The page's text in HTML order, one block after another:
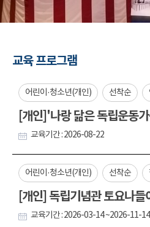
교육 프로그램
어린이·청소년(개인) 선착순
[개인]'나랑 닮은 독립운동
교육기간 : 2026-08-22
어린이·청소년(개인) 선착순
[개인] 독립기념관 토요나들
교육기간 : 2026-03-14 ~2026-11-14